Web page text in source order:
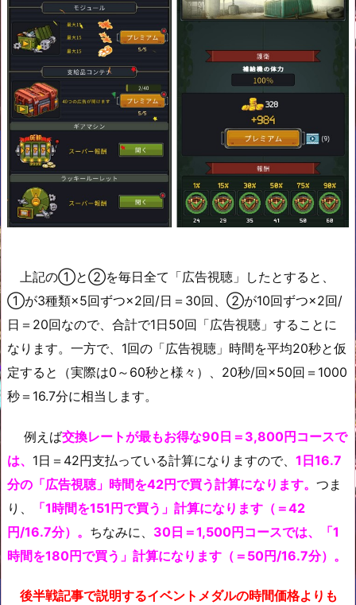
上記の①と②を毎日全て「広告視聴」したとすると、
①が3種類×5回ずつ×2回/日＝30回、②が10回ずつ×2回/
日＝20回なので、合計で1日50回「広告視聴」することに
なります。一方で、1回の「広告視聴」時間を平均20秒と仮
定すると（実際は0～60秒と様々）、20秒/回×50回＝1000
秒＝16.7分に相当します。
例えば交換レートが最もお得な90日＝3,800円コースで
は、 1日＝42円支払っている計算になりますので、 1日16.7
分の「広告視聴」時間を42円で買う計算になります。 つま
り、
「1時間を151円で買う」計算になります（＝42
円/16.7分）。 ちなみに、 30日＝1,500円コースでは、「1
時間を180円で買う」計算になります（＝50円/16.7分）。
後半戦記事で説明するイベントメダルの時間価格よりも